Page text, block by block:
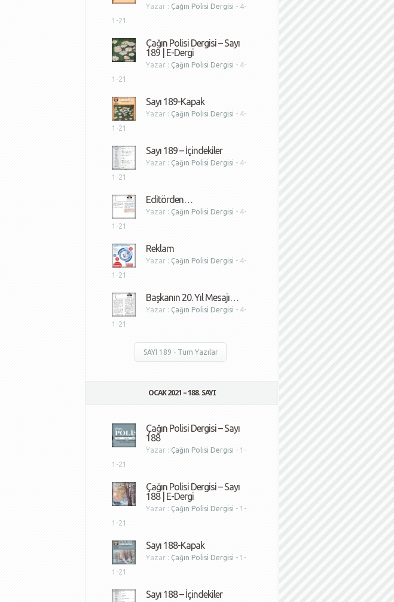
Yazar : Çağın Polisi Dergisi - 4-
1-21
Çağın Polisi Dergisi – Sayı
189 | E-Dergi
Yazar : Çağın Polisi Dergisi - 4-
1-21
Sayı 189-Kapak
Yazar : Çağın Polisi Dergisi - 4-
1-21
Sayı 189 – İçindekiler
Yazar : Çağın Polisi Dergisi - 4-
1-21
Editörden…
Yazar : Çağın Polisi Dergisi - 4-
1-21
Reklam
Yazar : Çağın Polisi Dergisi - 4-
1-21
Başkanın 20. Yıl Mesajı…
Yazar : Çağın Polisi Dergisi - 4-
1-21
SAYI 189 - Tüm Yazılar
OCAK 2021 – 188. SAYI
Çağın Polisi Dergisi – Sayı
188
Yazar : Çağın Polisi Dergisi - 1-
1-21
Çağın Polisi Dergisi – Sayı
188 | E-Dergi
Yazar : Çağın Polisi Dergisi - 1-
1-21
Sayı 188-Kapak
Yazar : Çağın Polisi Dergisi - 1-
1-21
Sayı 188 – İçindekiler